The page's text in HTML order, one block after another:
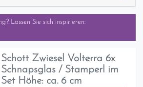
Lassen Sie sich inspirieren:
Schott Zwiesel Volterra 6x
Schnapsglas / Stamperl im
Set Höhe: ca. 6 cm